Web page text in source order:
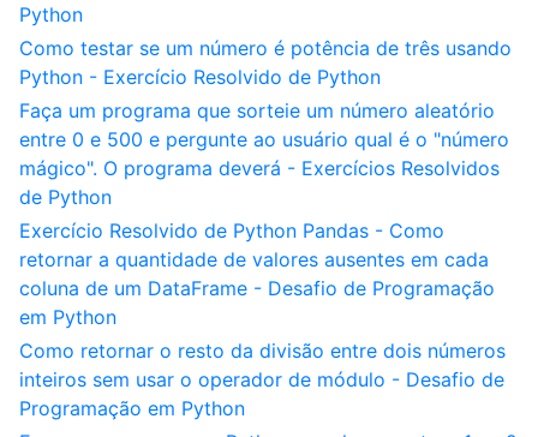
Python
Como testar se um número é potência de três usando
Python - Exercício Resolvido de Python
Faça um programa que sorteie um número aleatório
entre 0 e 500 e pergunte ao usuário qual é o "número
mágico". O programa deverá - Exercícios Resolvidos
de Python
Exercício Resolvido de Python Pandas - Como
retornar a quantidade de valores ausentes em cada
coluna de um DataFrame - Desafio de Programação
em Python
Como retornar o resto da divisão entre dois números
inteiros sem usar o operador de módulo - Desafio de
Programação em Python